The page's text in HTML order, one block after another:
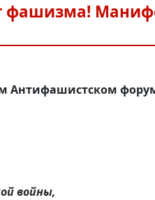
фашизма!
войны,